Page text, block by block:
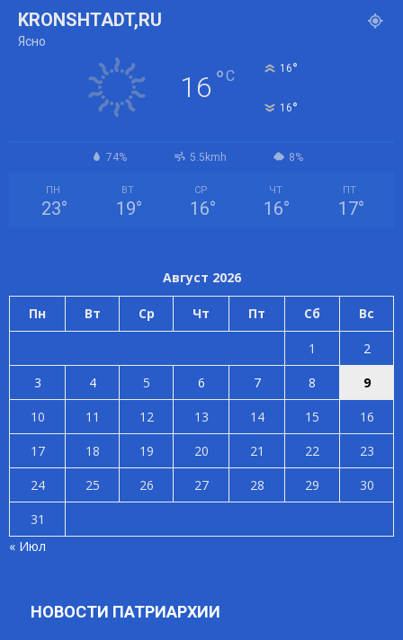
KRONSHTADT,RU
Ясно
16 °C 16°
16°
74% 5.5kmh 8%
ПН
23°
ВТ
19°
СР
16°
ЧТ
16°
ПТ
17°
Август 2026
Пн Вт Ср Чт Пт Сб Вс
1
2
3
4 5 6 7 8
9
10
11 12 13 14 15
16
17
18 19 20 21 22
23
24
25 26 27 28 29
30
31
« Июл
НОВОСТИ ПАТРИАРХИИ